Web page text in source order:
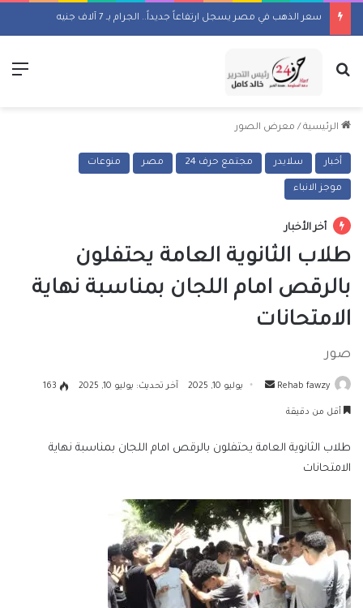
سعر الذهب في مصر يسجل ارتفاعاً جديداً.. الجرام بـ 7 آلاف جنيه
بحث عن
الرئيسية / معرض الصور
أخبار سلايدر مجتمع حرف 24 مصر منوعات
موجز الانباء
أخر الأخبار
طلاب الثانوية العامة يحتفلون
بالرقص امام اللجان بمناسبة نهاية
الامتحانات
صور
Rehab fawzy
أرسل يوليو 10, 2025 آخر تحديث: يوليو 10, 2025 163
أقل من دقيقة
طلاب الثانوية العامة يحتفلون بالرقص امام اللجان بمناسبة نهاية
الامتحانات